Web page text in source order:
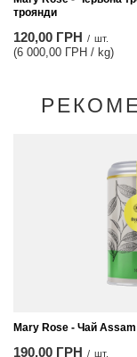
троянди
120,00 ГРН / шт.
(6 000,00 ГРН / kg)
Mary Rose - Чай
190,00 ГРН / шт.